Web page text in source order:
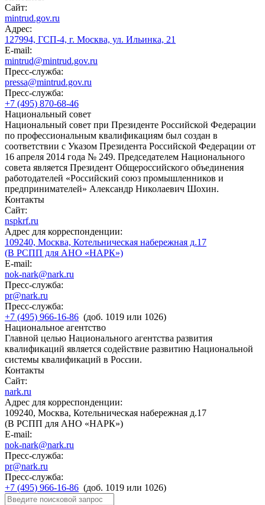
Сайт:
mintrud.gov.ru
Адрес:
127994, ГСП-4, г. Москва, ул. Ильинка, 21
E-mail:
mintrud@mintrud.gov.ru
Пресс-служба:
pressa@mintrud.gov.ru
Пресс-служба:
+7 (495) 870-68-46
Национальный совет
Национальный совет при Президенте Российской Федерации
по профессиональным квалификациям был создан в
соответствии с Указом Президента Российской Федерации от
16 апреля 2014 года № 249. Председателем Национального
совета является Президент Общероссийского объединения
работодателей «Российский союз промышленников и
предпринимателей» Александр Николаевич Шохин.
Контакты
Сайт:
nspkrf.ru
Адрес для корреспонденции:
109240, Москва, Котельническая набережная д.17
(В РСПП для АНО «НАРК»)
E-mail:
nok-nark@nark.ru
Пресс-служба:
pr@nark.ru
Пресс-служба:
+7 (495) 966-16-86 (доб. 1019 или 1026)
Национальное агентство
Главной целью Национального агентства развития
квалификаций является содействие развитию Национальной
системы квалификаций в России.
Контакты
Сайт:
nark.ru
Адрес для корреспонденции:
109240, Москва, Котельническая набережная д.17
(В РСПП для АНО «НАРК»)
E-mail:
nok-nark@nark.ru
Пресс-служба:
pr@nark.ru
Пресс-служба:
+7 (495) 966-16-86 (доб. 1019 или 1026)